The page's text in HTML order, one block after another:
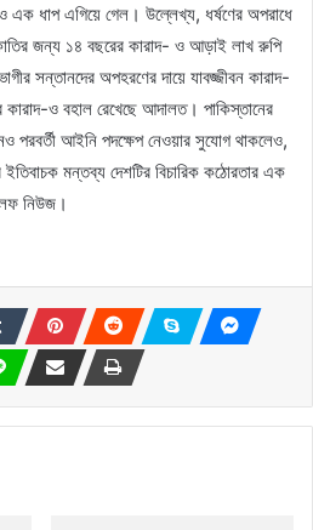
এক ধাপ এগিয়ে গেল। উল্লেখ্য, ধর্ষণের অপরাধে
জন্য ১৪ বছরের কারাদ- ও আড়াই লাখ রুপি
সন্তানদের অপহরণের দায়ে যাবজ্জীবন কারাদ-
কারাদ-ও বহাল রেখেছে আদালত। পাকিস্তানের
পরবর্তী আইনি পদক্ষেপ নেওয়ার সুযোগ থাকলেও,
মন্তব্য দেশটির বিচারিক কঠোরতার এক
নিউজ।